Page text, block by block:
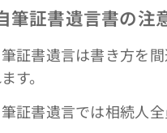
筆証書遺言書の注
証書遺言は書き方を間
す。
証書遺言では相続人全